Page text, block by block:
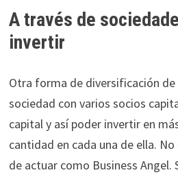
A través de
invertir
Otra forma de diversificación de
sociedad con varios socios
capital y así poder invertir en
cantidad en cada una de ella.
de actuar como Business Angel.